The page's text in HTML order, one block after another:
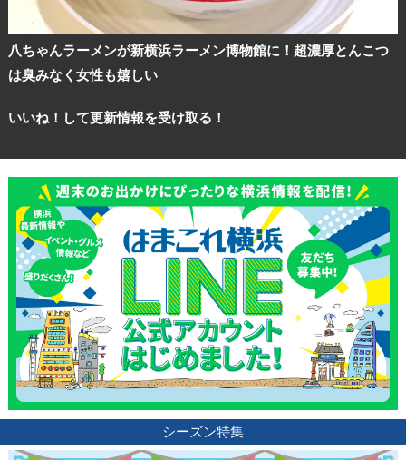
八ちゃんラーメンが新横浜ラーメン博物館に！超濃厚とんこつ
は臭みなく女性も嬉しい
いいね！して更新情報を受け取る！
シーズン特集
ランキング
ブログ記事